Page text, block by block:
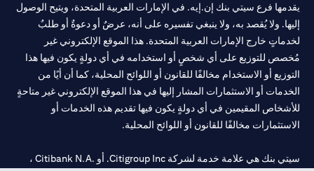
يقدمها فرع سيتي بنك إن.إيه. في الإمارات العربية المتحدة، ويتيح الوصول
إليها. ولا يُقصد به، ولا ينبغي تفسيره على أنه، عرضٌ أو دعوةٌ أو طلبٌ
لخدماتٍ خارج الإمارات العربية المتحدة. هذا الموقع الإلكتروني غير
مُخصص للتوزيع على أي شخصٍ أو استخدامه في أي دولةٍ يكون فيها هذا
التوزيع أو الاستخدام مخالفًا للقانون أو اللوائح المحلية، كما أن أيًا من
الخدمات أو الاستثمارات المشار إليها في هذا الموقع الإلكتروني غير متاحةٍ
للأشخاص المقيمين في أي دولةٍ يكون فيها تقديم هذه الخدمات أو
الاستثمارات مخالفًا للقانون أو اللوائح المحلية.
سيتي بنك هي علامة خدمة لشركة Citigroup Inc. أو .Citibank N.A ،